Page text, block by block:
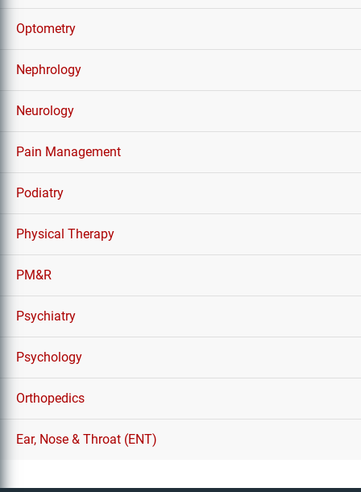
Optometry
Nephrology
Neurology
Pain Management
Podiatry
Physical Therapy
PM&R
Psychiatry
Psychology
Orthopedics
Ear, Nose & Throat (ENT)